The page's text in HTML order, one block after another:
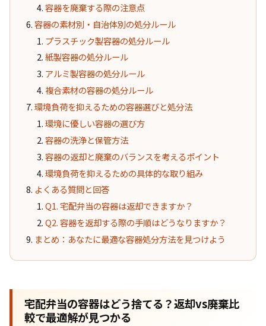
容器を廃棄する際の注意点
容器の素材別・自治体別の処分ルール
プラスチック製容器の処分ルール
紙製容器の処分ルール
アルミ製容器の処分ルール
複合素材の容器の処分ルール
環境負荷を抑えるための容器選びと処分法
環境に優しい容器の選び方
容器の洗浄と保管方法
容器の返却と廃棄のバランスを考えるポイント
環境負荷を抑えるための具体的な取り組み
よくある質問と回答
Q1. 宅配弁当の容器は返却できますか？
Q2. 容器を返却する際の手順はどうなりますか？
まとめ：あなたに最適な容器処分方法を見つけよう
宅配弁当の容器はどう捨てる？返却vs廃棄比
較で最適解が見つかる